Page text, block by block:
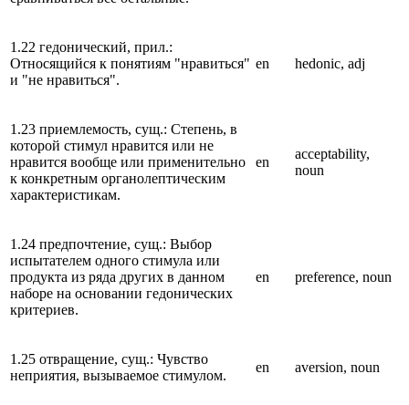
1.22 гедонический, прил.:
Относящийся к понятиям "нравиться"
и "не нравиться".
en hedonic, adj
1.23 приемлемость, сущ.: Степень, в
которой стимул нравится или не
нравится вообще или применительно
к конкретным органолептическим
характеристикам.
en
acceptability,
noun
1.24 предпочтение, сущ.: Выбор
испытателем одного стимула или
продукта из ряда других в данном
наборе на основании гедонических
критериев.
en preference, noun
1.25 отвращение, сущ.: Чувство
неприятия, вызываемое стимулом.
en aversion, noun